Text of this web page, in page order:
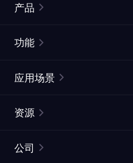
产品
静态住宅代理
网页抓取 API
功能
ISP代理
ProxySite
应用场景
市场研究
资源
公司